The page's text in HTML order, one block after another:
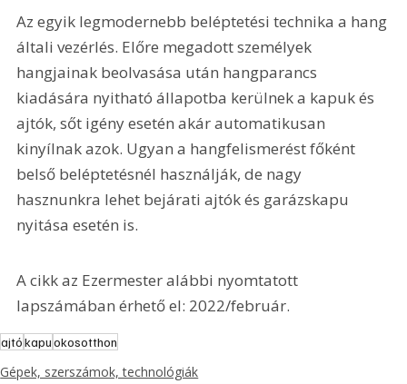
Az egyik legmodernebb beléptetési technika a hang
általi vezérlés. Előre megadott személyek
hangjainak beolvasása után hangparancs
kiadására nyitható állapotba kerülnek a kapuk és
ajtók, sőt igény esetén akár automatikusan
kinyílnak azok. Ugyan a hangfelismerést főként
belső beléptetésnél használják, de nagy
hasznunkra lehet bejárati ajtók és garázskapu
nyitása esetén is.
A cikk az Ezermester alábbi nyomtatott
lapszámában érhető el: 2022/február.
ajtókapuokosotthon
Gépek, szerszámok, technológiák